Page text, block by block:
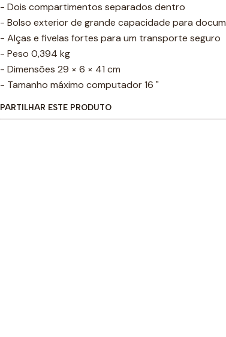
- Dois compartimentos separados dentro
- Bolso exterior de grande capacidade para
- Alças e fivelas fortes para um transporte seguro
- Peso 0,394 kg
- Dimensões 29 × 6 × 41 cm
- Tamanho máximo computador 16 "
PARTILHAR ESTE PRODUTO